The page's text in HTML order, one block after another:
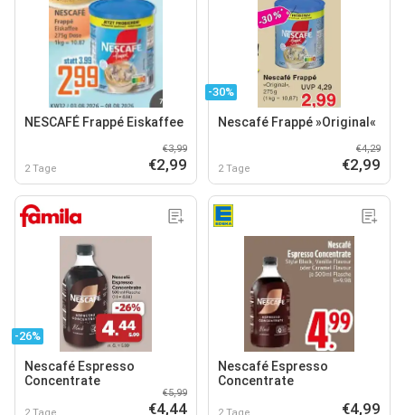
NESCAFÉ Frappé Eiskaffee
2 Tage
€3,99
€2,99
-30%
Nescafé Frappé »Original«
2 Tage
€4,29
€2,99
-26%
Nescafé Espresso
Concentrate
2 Tage
€5,99
€4,44
Nescafé Espresso
Concentrate
2 Tage €4,99